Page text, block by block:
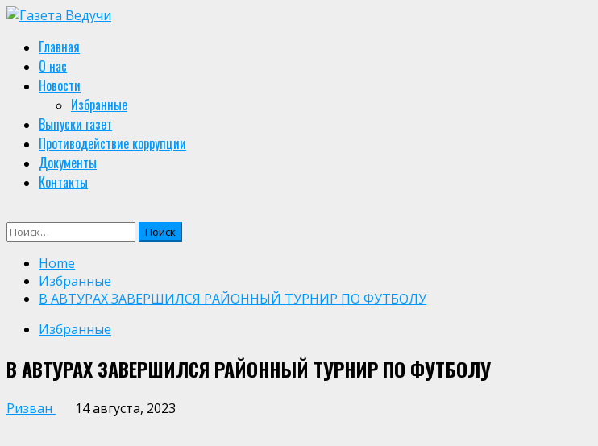
Skip
content
Primary
Menu
Главная
О нас
Новости
Избранные
Выпуски газет
Противодействие коррупции
Документы
Контакты
Найти:
Home
Избранные
В АВТУРАХ ЗАВЕРШИЛСЯ РАЙОННЫЙ ТУРНИР ПО ФУТБОЛУ
Избранные
В АВТУРАХ ЗАВЕРШИЛСЯ РАЙОННЫЙ ТУРНИР ПО ФУТБОЛУ
Ризван 14 августа, 2023